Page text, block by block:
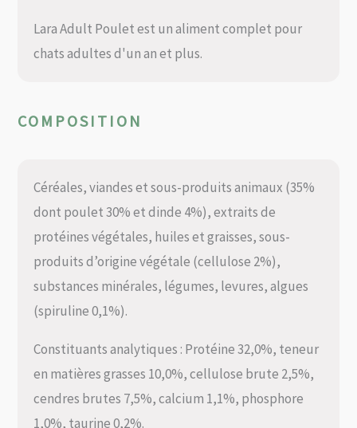
Lara Adult Poulet est un aliment complet pour
chats adultes d'un an et plus.
COMPOSITION
Céréales, viandes et sous-produits animaux (35%
dont poulet 30% et dinde 4%), extraits de
protéines végétales, huiles et graisses, sous-
produits d’origine végétale (cellulose 2%),
substances minérales, légumes, levures, algues
(spiruline 0,1%).
Constituants analytiques : Protéine 32,0%, teneur
en matières grasses 10,0%, cellulose brute 2,5%,
cendres brutes 7,5%, calcium 1,1%, phosphore
1,0%, taurine 0,2%.